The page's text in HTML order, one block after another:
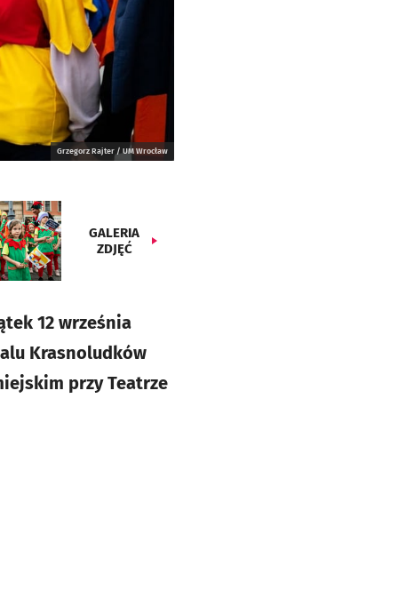
Grzegorz Rajter / UM Wrocław
GALERIA
ZDJĘĆ
12 września
Krasnoludków
przy Teatrze